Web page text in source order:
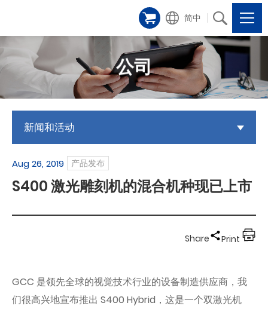
简中
公司
新闻和活动
Aug 26, 2019 产品发布
S400 激光雕刻机的混合机种现已上市
Share Print
GCC 是领先全球的视觉技术行业的设备制造供应商，我
们很高兴地宣布推出 S400 Hybrid，这是一个双激光机